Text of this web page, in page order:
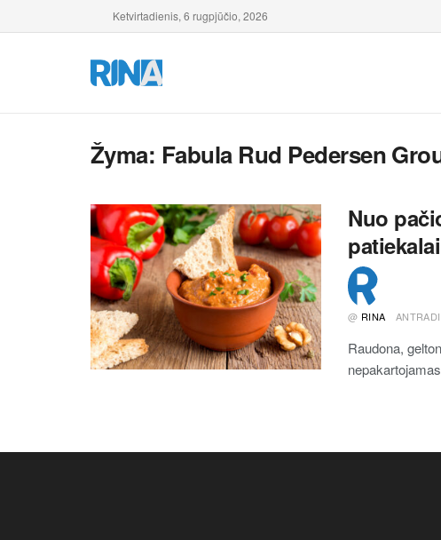
Ketvirtadienis, 6 rugpjūčio, 2026
Žyma: Fabula Rud Pedersen
Nuo
@ RINA
Raudona,